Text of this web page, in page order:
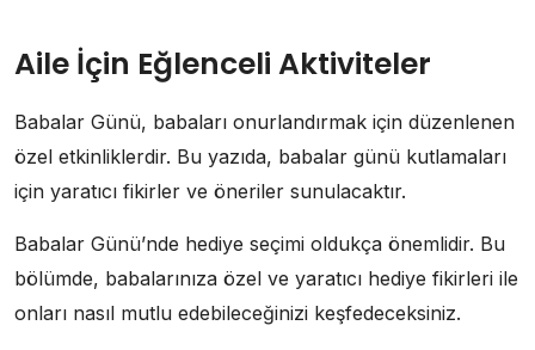
Aile İçin Eğlenceli Aktiviteler
Babalar Günü, babaları onurlandırmak için düzenlenen
özel etkinliklerdir. Bu yazıda, babalar günü kutlamaları
için yaratıcı fikirler ve öneriler sunulacaktır.
Babalar Günü’nde hediye seçimi oldukça önemlidir. Bu
bölümde, babalarınıza özel ve yaratıcı hediye fikirleri ile
onları nasıl mutlu edebileceğinizi keşfedeceksiniz.